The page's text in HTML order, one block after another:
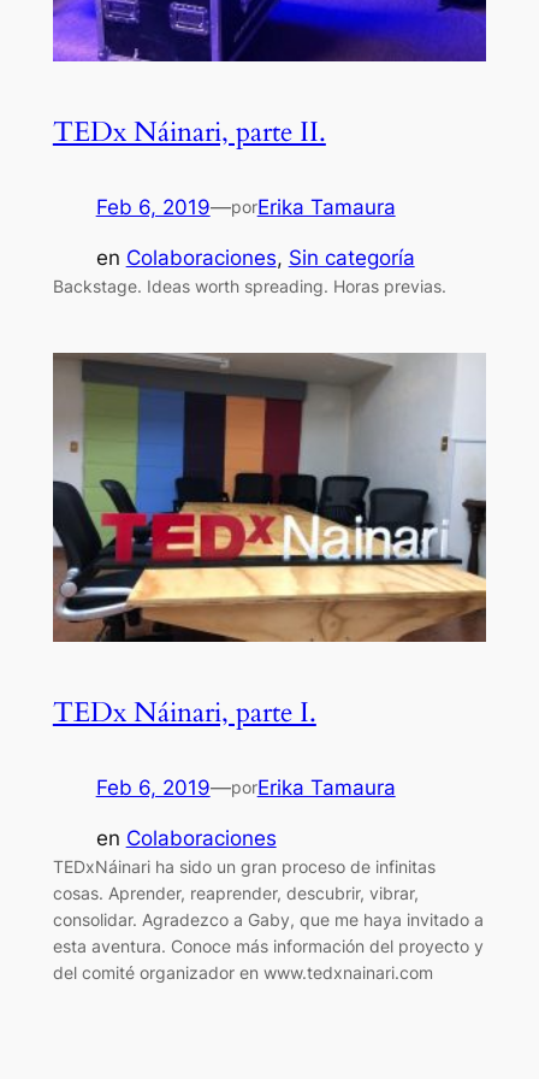
TEDx Náinari, parte II.
Feb 6, 2019—porErika Tamaura
en Colaboraciones, Sin categoría
Backstage. Ideas worth spreading. Horas previas.
TEDx Náinari, parte I.
Feb 6, 2019—porErika Tamaura
en Colaboraciones
TEDxNáinari ha sido un gran proceso de infinitas
cosas. Aprender, reaprender, descubrir, vibrar,
consolidar. Agradezco a Gaby, que me haya invitado a
esta aventura. Conoce más información del proyecto y
del comité organizador en www.tedxnainari.com